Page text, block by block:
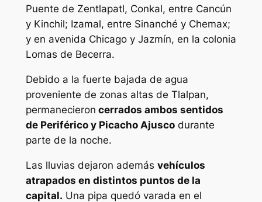
Puente de Zentlapatl, Conkal, entre Cancún
y Kinchil; Izamal, entre Sinanché y Chemax;
y en avenida Chicago y Jazmín, en la colonia
Lomas de Becerra.
Debido a la fuerte bajada de agua
proveniente de zonas altas de Tlalpan,
permanecieron cerrados ambos sentidos
de Periférico y Picacho Ajuscodurante
parte de la noche.
Las lluvias dejaron además vehículos
atrapados en distintos puntos de la
capital. Una pipa quedó varada en el